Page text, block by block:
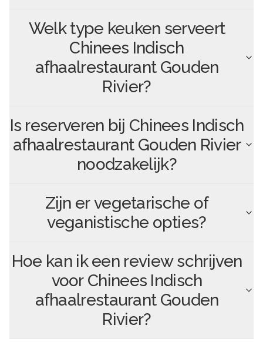
Welk type keuken serveert
Chinees Indisch
afhaalrestaurant Gouden
Rivier?
Is reserveren bij Chinees Indisch
afhaalrestaurant Gouden Rivier
noodzakelijk?
Zijn er vegetarische of
veganistische opties?
Hoe kan ik een review schrijven
voor Chinees Indisch
afhaalrestaurant Gouden
Rivier?